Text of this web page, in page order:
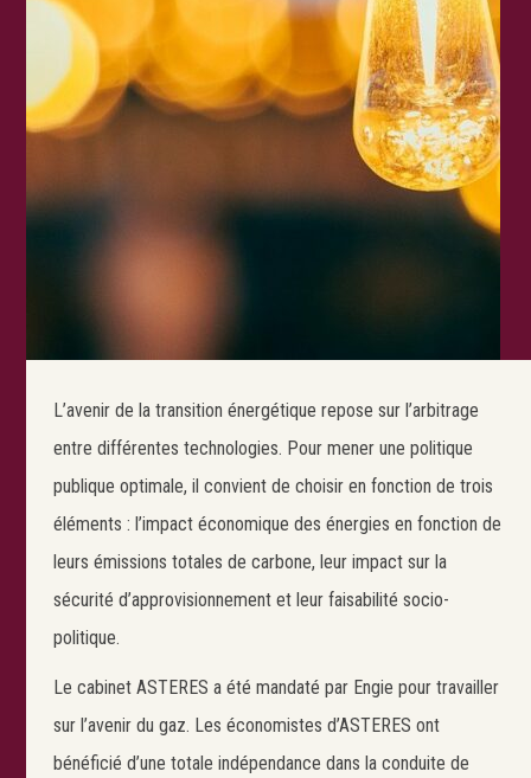
L’avenir de la transition énergétique repose sur l’arbitrage
entre différentes technologies. Pour mener une politique
publique optimale, il convient de choisir en fonction de trois
éléments : l’impact économique des énergies en fonction de
leurs émissions totales de carbone, leur impact sur la
sécurité d’approvisionnement et leur faisabilité socio-
politique.
Le cabinet ASTERES a été mandaté par Engie pour travailler
sur l’avenir du gaz. Les économistes d’ASTERES ont
bénéficié d’une totale indépendance dans la conduite de